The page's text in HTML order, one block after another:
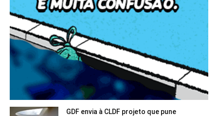
GDF envia à CLDF projeto que pune